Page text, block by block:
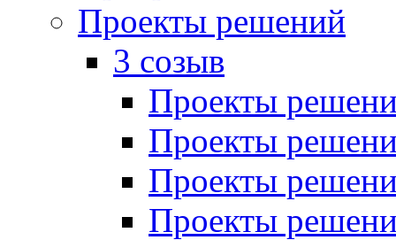
Проекты решений
3 созыв
Проекты
Проекты
Проекты
Проекты